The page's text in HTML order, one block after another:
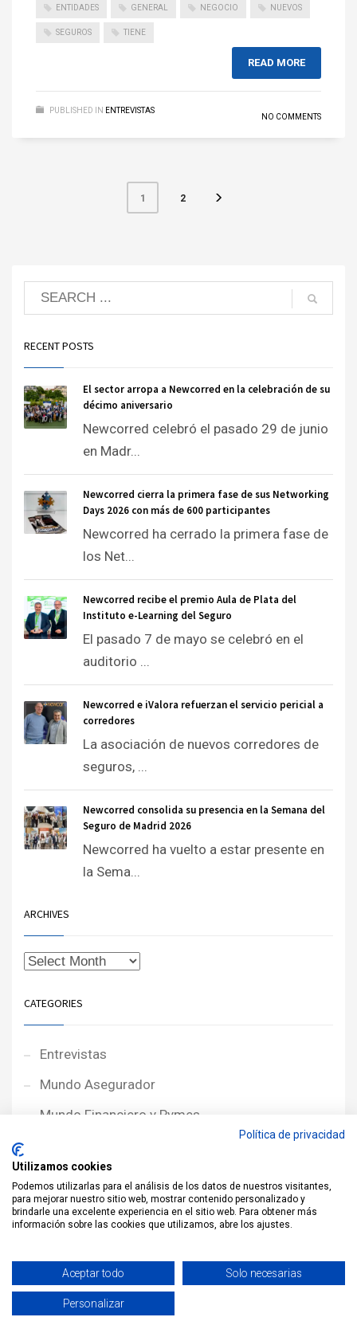
ENTIDADES GENERAL NEGOCIO NUEVOS
SEGUROS TIENE
READ MORE
PUBLISHED IN ENTREVISTAS
NO COMMENTS
1 2
RECENT POSTS
El sector arropa a Newcorred en la celebración de su
décimo aniversario
Newcorred celebró el pasado 29 de junio
en Madr...
Newcorred cierra la primera fase de sus Networking
Days 2026 con más de 600 participantes
Newcorred ha cerrado la primera fase de
los Net...
Newcorred recibe el premio Aula de Plata del
Instituto e-Learning del Seguro
El pasado 7 de mayo se celebró en el
auditorio ...
Newcorred e iValora refuerzan el servicio pericial a
corredores
La asociación de nuevos corredores de
seguros, ...
Newcorred consolida su presencia en la Semana del
Seguro de Madrid 2026
Newcorred ha vuelto a estar presente en
la Sema...
ARCHIVES
CATEGORIES
Entrevistas
Mundo Asegurador
Mundo Financiero y Pymes
Noticias NewcorRED
Protagonistas
Sin categoría
Política de privacidad
Utilizamos cookies
Podemos utilizarlas para el análisis de los datos de nuestros visitantes,
para mejorar nuestro sitio web, mostrar contenido personalizado y
brindarle una excelente experiencia en el sitio web. Para obtener más
información sobre las cookies que utilizamos, abre los ajustes.
Aceptar todo Solo necesarias
Personalizar